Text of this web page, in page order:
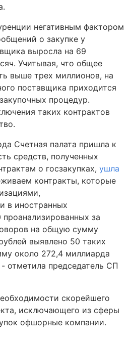
негативным фактором
о закупке у
выросла на 69
Учитывая, что общее
выше трех миллионов, на
поставщика приходится
процедур.
таких контрактов
Счетная палата пришла к
средств, полученных
о госзакупках, ушла
контракты, которые
в иностранных
за
на общую сумму
выявлено 50 таких
около 272,4 миллиарда
отметила председатель СП
скорейшего
исключающего из сферы
офшорные компании.